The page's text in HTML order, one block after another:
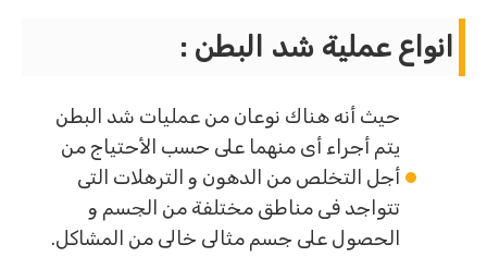
انواع عملية شد البطن :
حيث أنه هناك نوعان من عمليات شد البطن
يتم أجراء أى منهما على حسب الأحتياج من
أجل التخلص من الدهون و الترهلات التى
تتواجد فى مناطق مختلفة من الجسم و
الحصول على جسم مثالى خالى من المشاكل.